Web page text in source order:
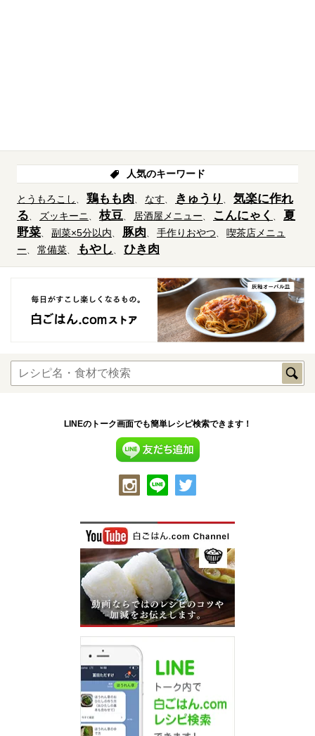
人気のキーワード
とうもろこし 鶏もも肉 なす きゅうり
気楽に作れ
る
ズッキーニ 枝豆 居酒屋メニュー こんにゃく
夏
野菜
副菜×5分以内 豚肉 手作りおやつ
喫茶店メニュ
ー
常備菜 もやし ひき肉
LINEのトーク画面でも簡単レシピ検索できます！